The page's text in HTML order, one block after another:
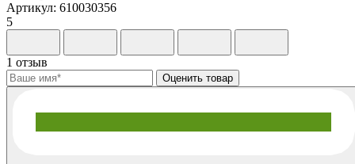
Артикул: 610030356
5
1 отзыв